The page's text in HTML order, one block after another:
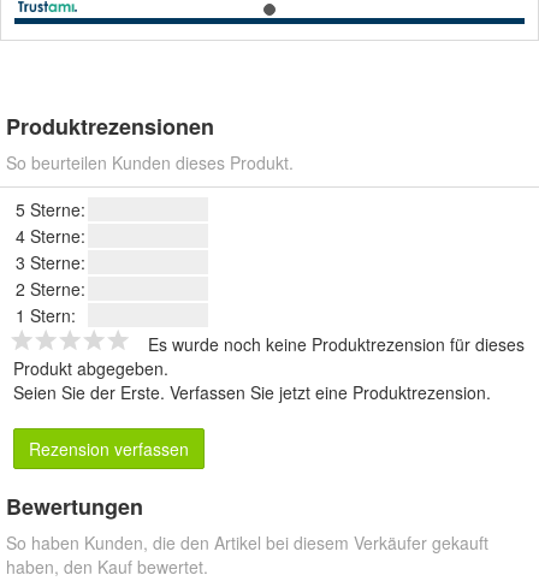
Produktrezensionen
So beurteilen Kunden dieses Produkt.
5 Sterne:
4 Sterne:
3 Sterne:
2 Sterne:
1 Stern:
Es wurde noch keine Produktrezension für dieses
Produkt abgegeben.
Seien Sie der Erste. Verfassen Sie jetzt eine Produktrezension.
Rezension verfassen
Bewertungen
So haben Kunden, die den Artikel bei diesem Verkäufer gekauft
haben, den Kauf bewertet.